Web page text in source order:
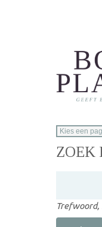
ZOEK
Trefwoord,